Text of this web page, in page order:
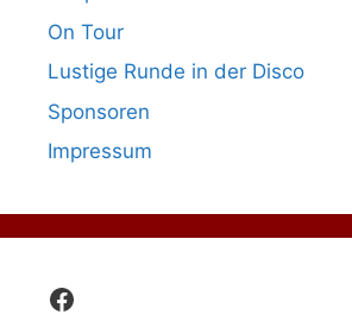
On Tour
Lustige Runde in der Disco
Sponsoren
Impressum
Facebook